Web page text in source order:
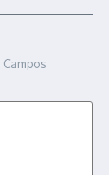
Campos